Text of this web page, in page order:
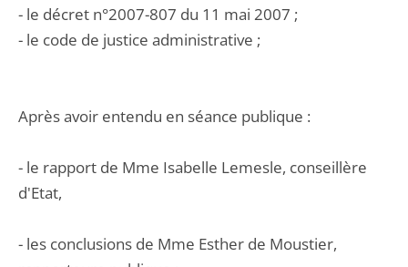
- le décret n°2007-807 du 11 mai 2007 ;
- le code de justice administrative ;
Après avoir entendu en séance publique :
- le rapport de Mme Isabelle Lemesle, conseillère
d'Etat,
- les conclusions de Mme Esther de Moustier,